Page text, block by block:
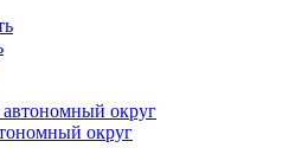
округ
округ